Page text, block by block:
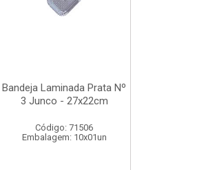
Bandeja Laminada Prata Nº
3 Junco - 27x22cm
Código: 71506
Embalagem: 10x01un